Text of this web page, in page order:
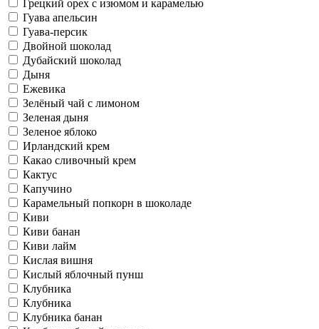
Грецкий орех с изюмом и карамелью
Гуава апельсин
Гуава-персик
Двойной шоколад
Дубайский шоколад
Дыня
Ежевика
Зелёный чай с лимоном
Зеленая дыня
Зеленое яблоко
Ирландский крем
Какао сливочный крем
Кактус
Капучино
Карамельный попкорн в шоколаде
Киви
Киви банан
Киви лайм
Кислая вишня
Кислый яблочный пунш
Клубника
Клубника
Клубника банан